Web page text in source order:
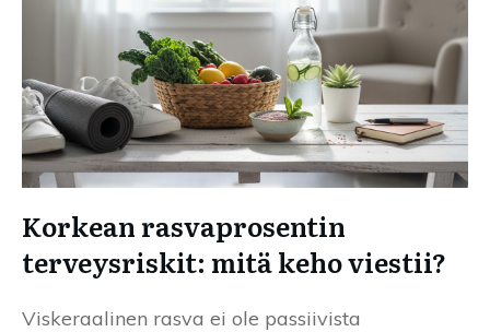
Korkean rasvaprosentin
terveysriskit: mitä keho viestii?
Viskeraalinen rasva ei ole passiivista